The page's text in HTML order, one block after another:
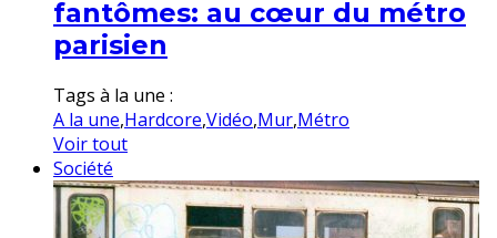
fantômes: au cœur du métro
parisien
Tags à la une :
A la une,Hardcore,Vidéo,Mur,Métro
Voir tout
Société